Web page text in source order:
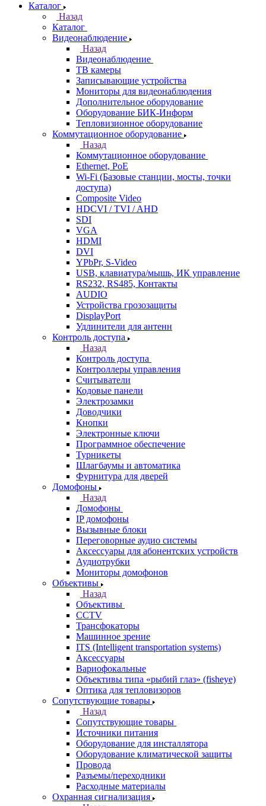
Каталог
Назад
Каталог
Видеонаблюдение
Назад
Видеонаблюдение
ТВ камеры
Записывающие устройства
Мониторы для видеонаблюдения
Дополнительное оборудование
Оборудование БИК-Информ
Тепловизионное оборудование
Коммутационное оборудование
Назад
Коммутационное оборудование
Ethernet, PoE
Wi-Fi (Базовые станции, мосты, точки
доступа)
Composite Video
HDCVI / TVI / AHD
SDI
VGA
HDMI
DVI
YPbPr, S-Video
USB, клавиатура/мышь, ИК управление
RS232, RS485, Контакты
AUDIO
Устройства грозозащиты
DisplayPort
Удлинители для антенн
Контроль доступа
Назад
Контроль доступа
Контроллеры управления
Считыватели
Кодовые панели
Электрозамки
Доводчики
Кнопки
Электронные ключи
Программное обеспечение
Турникеты
Шлагбаумы и автоматика
Фурнитура для дверей
Домофоны
Назад
Домофоны
IP домофоны
Вызывные блоки
Переговорные аудио системы
Аксессуары для абонентских устройств
Аудиотрубки
Мониторы домофонов
Объективы
Назад
Объективы
CCTV
Трансфокаторы
Машинное зрение
ITS (Intelligent transportation systems)
Аксессуары
Вариофокальные
Объективы типа «рыбий глаз» (fisheye)
Оптика для тепловизоров
Сопутствующие товары
Назад
Сопутствующие товары
Источники питания
Оборудование для инсталлятора
Оборудование климатической защиты
Провода
Разъемы/переходники
Расходные материалы
Охранная сигнализация